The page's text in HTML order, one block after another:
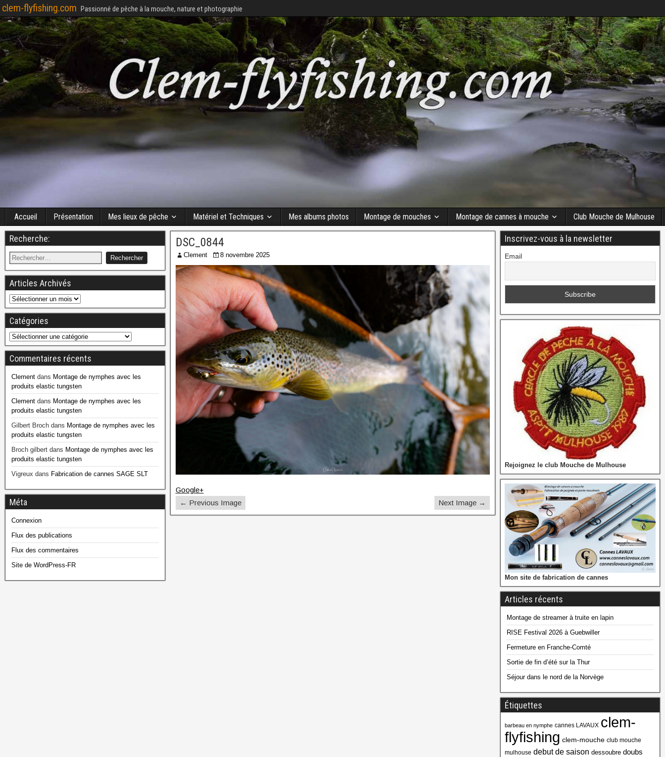
clem-flyfishing.com Passionné de pêche à la mouche, nature et photographie
Accueil Présentation Mes lieux de pêche Matériel et Techniques Mes albums photos Montage de mouches Montage de cannes à mouche Club Mouche de Mulhouse
DSC_0844
Clement 8 novembre 2025
Google+
← Previous Image
Next Image →
Recherche:
Articles Archivés
Catégories
Commentaires récents
Clement dans Montage de nymphes avec les
produits elastic tungsten
Clement dans Montage de nymphes avec les
produits elastic tungsten
Gilbert Broch dans Montage de nymphes avec les
produits elastic tungsten
Broch gilbert dans Montage de nymphes avec les
produits elastic tungsten
Vigreux dans Fabrication de cannes SAGE SLT
Méta
Connexion
Flux des publications
Flux des commentaires
Site de WordPress-FR
Inscrivez-vous à la newsletter
Email
Rejoignez le club Mouche de Mulhouse
Mon site de fabrication de cannes
Articles récents
Montage de streamer à truite en lapin
RISE Festival 2026 à Guebwiller
Fermeture en Franche-Comté
Sortie de fin d’été sur la Thur
Séjour dans le nord de la Norvège
Étiquettes
barbeau en nymphe cannes LAVAUX clem-
flyfishing clem-mouche club mouche
mulhouse debut de saison dessoubre doubs